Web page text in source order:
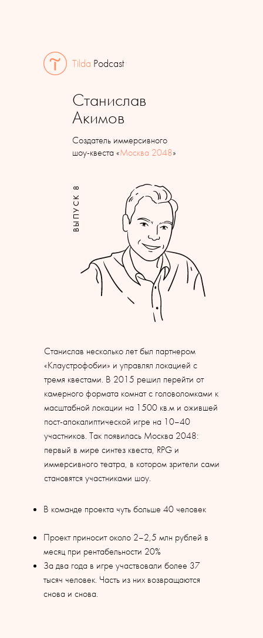
Станислав
Акимов
Создатель иммерсивного
шоу-квеста «Москва 2048»
Станислав несколько лет был партнером
«Клаустрофобии» и управлял локацией с
тремя квестами. В 2015 решил перейти от
камерного формата комнат с головоломками к
масштабной локации на 1500 кв.м и ожившей
пост-апокалиптической игре на 10–40
участников. Так появилась Москва 2048:
первый в мире синтез квеста, RPG и
иммерсивного театра, в котором зрители сами
становятся участниками шоу.
ВЫПУСК 8
Tilda Podcast
В команде проекта чуть больше 40 человек
Проект приносит около 2–2,5 млн рублей в
месяц при рентабельности 20%
За два года в игре участвовали более 37
тысяч человек. Часть из них возвращаются
снова и снова.